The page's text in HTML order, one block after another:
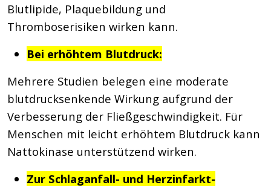
Blutlipide, Plaquebildung und
Thromboserisiken wirken kann.
Bei erhöhtem Blutdruck:
Mehrere Studien belegen eine moderate
blutdrucksenkende Wirkung aufgrund der
Verbesserung der Fließgeschwindigkeit. Für
Menschen mit leicht erhöhtem Blutdruck kann
Nattokinase unterstützend wirken.
Zur Schlaganfall- und Herzinfarkt-